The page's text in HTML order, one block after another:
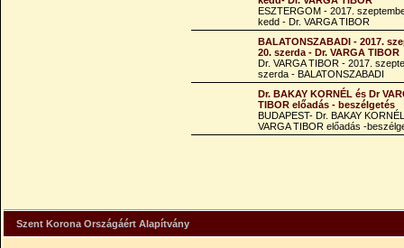
ESZTERGOM - 2017.
kedd - Dr. VARGA TIBOR
BALATONSZABADI - 2017.
20. szerda - Dr. VARGA TIBOR
Dr. VARGA TIBOR - 2017.
szerda - BALATONSZABADI
Dr. BAKAY KORNÉL és Dr
TIBOR előadás - beszélgetés
BUDAPEST- Dr. BAKAY
VARGA TIBOR előadás -
Szent Korona Országáért Alapítvány